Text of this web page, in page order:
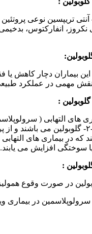
التهابی آلفا-۱- آنتی تریپسین
نکروز، انفارکتوس،
این بیماران دچار کاهش یا
نقش مهمی در عملکرد
های التهابی (
هاپتوگلوبولین یک آلفا-۲- گلوبولین می
که در بیماری های التهابی
سوختگی افزایش می یابند.
در